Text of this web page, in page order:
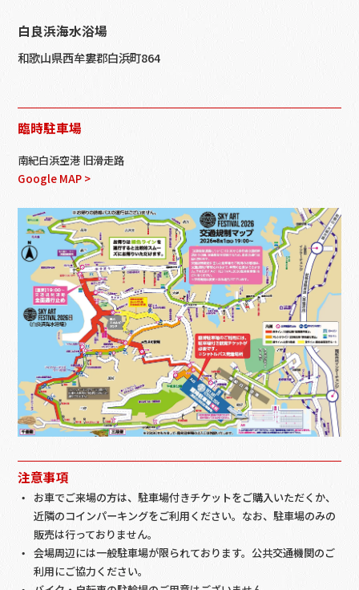
白良浜海水浴場
和歌山県西牟婁郡白浜町864
臨時駐車場
南紀白浜空港 旧滑走路
Google MAP >
注意事項
お車でご来場の方は、駐車場付きチケットをご購入いただくか、
近隣のコインパーキングをご利用ください。なお、駐車場のみの
販売は行っておりません。
会場周辺には一般駐車場が限られております。公共交通機関のご
利用にご協力ください。